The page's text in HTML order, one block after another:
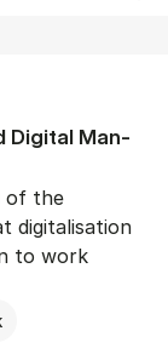
Di­git­al Man­
of the
digitalisation
to work